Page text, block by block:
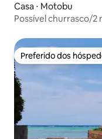
Casa ⋅ Motobu
Possível churrasco/2
Preferido dos
Preferido dos